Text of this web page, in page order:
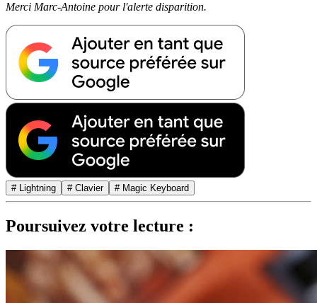
Merci Marc-Antoine pour l'alerte disparition.
# Lightning # Clavier # Magic Keyboard
Poursuivez votre lecture :